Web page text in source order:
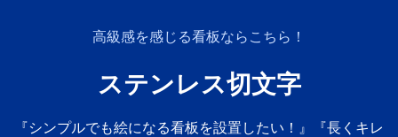
高級感を感じる看板ならこちら！
ステンレス切文字
『シンプルでも絵になる看板を設置したい！』『長くキレ